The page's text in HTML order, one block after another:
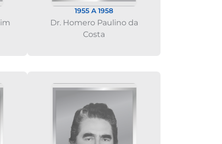
1955 A 1958
Dr. Homero Paulino da
Costa